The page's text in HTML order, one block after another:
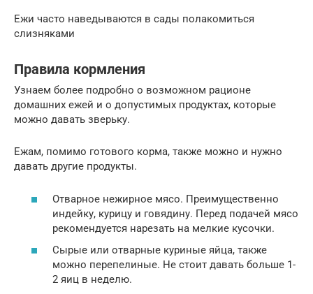
Ежи часто наведываются в сады полакомиться
слизняками
Правила кормления
Узнаем более подробно о возможном рационе
домашних ежей и о допустимых продуктах, которые
можно давать зверьку.
Ежам, помимо готового корма, также можно и нужно
давать другие продукты.
Отварное нежирное мясо. Преимущественно
индейку, курицу и говядину. Перед подачей мясо
рекомендуется нарезать на мелкие кусочки.
Сырые или отварные куриные яйца, также
можно перепелиные. Не стоит давать больше 1-
2 яиц в неделю.